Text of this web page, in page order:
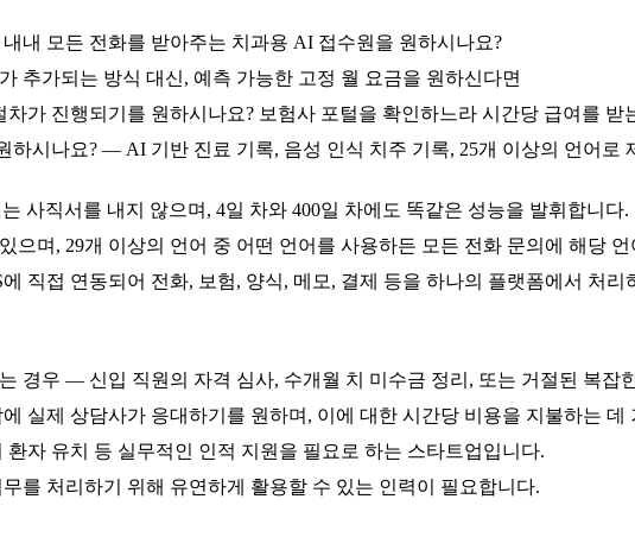
내 모든 전화를 받아주는 치과용 AI 접수원을 원하시나요?
추가되는 방식 대신, 예측 가능한 고정 월 요금을 원하신다면
가 진행되기를 원하시나요? 보험사 포털을 확인하느라 시간당 급여를 받
시나요? — AI 기반 진료 기록, 음성 인식 치주 기록, 25개 이상의 언어로
사직서를 내지 않으며, 4일 차와 400일 차에도 똑같은 성능을 발휘합니다.
으며, 29개 이상의 언어 중 어떤 언어를 사용하든 모든 전화 문의에 해당
직접 연동되어 전화, 보험, 양식, 메모, 결제 등을 하나의 플랫폼에서 처리
경우 — 신입 직원의 자격 심사, 수개월 치 미수금 정리, 또는 거절된 복잡
실제 상담사가 응대하기를 원하며, 이에 대한 시간당 비용을 지불하는 데
자 유치 등 실무적인 인적 지원을 필요로 하는 스타트업입니다.
를 처리하기 위해 유연하게 활용할 수 있는 인력이 필요합니다.